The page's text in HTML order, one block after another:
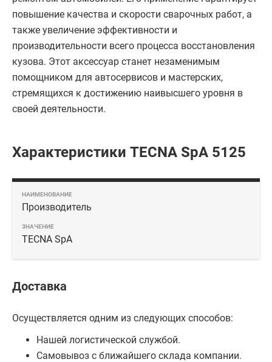
повышение качества и скорости сварочных работ, а
также увеличение эффективности и
производительности всего процесса восстановления
кузова. Этот аксессуар станет незаменимым
помощником для автосервисов и мастерских,
стремящихся к достижению наивысшего уровня в
своей деятельности.
Характеристики TECNA SpA 5125
Производитель
TECNA SpA
Доставка
Осуществляется одним из следующих способов:
Нашей логистической службой.
Самовывоз с ближайшего склада компании.